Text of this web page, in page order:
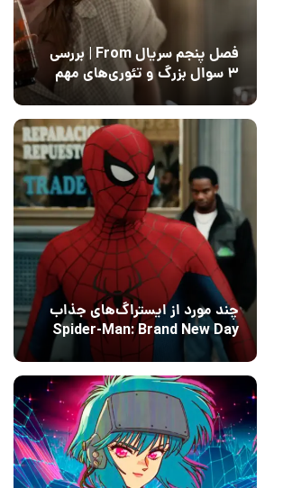
فصل پنجم سریال From | بررسی
۳ سوال بزرگ و تئوری‌های مهم
12 مرداد 1405
چند مورد از ایستراگ‌های جذاب
Spider-Man: Brand New Day
فاش شدند
۰